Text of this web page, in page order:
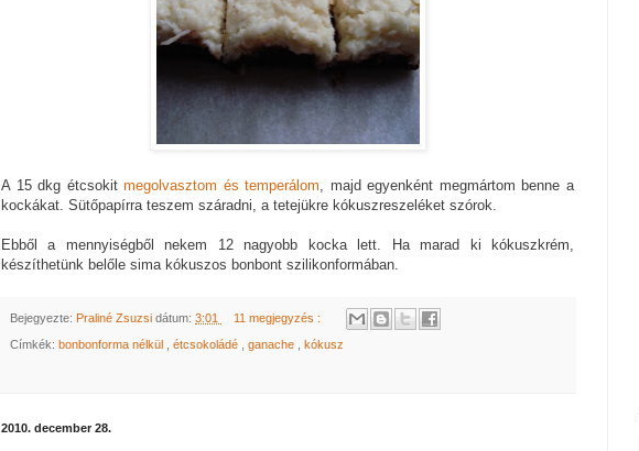
A 15 dkg étcsokitmegolvasztom és temperálom , majd egyenként megmártom benne a
kockákat. Sütőpapírra teszem száradni, a tetejükre kókuszreszeléket szórok.
Ebből a mennyiségből nekem 12 nagyobb kocka lett. Ha marad ki kókuszkrém,
készíthetünk belőle sima kókuszos bonbont szilikonformában.
Bejegyezte: Praliné Zsuzsi dátum: 3:01 11 megjegyzés :
Címkék: bonbonforma nélkül étcsokoládé ganache kókusz
2010. december 28.